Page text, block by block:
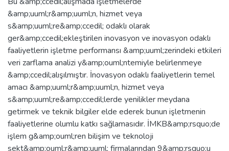
&amp;uuml;r&amp;uuml;n, hizmet veya
s&amp;uuml;re&amp;ccedil; odaklı olarak
ger&amp;ccedil;ekleştirilen inovasyon ve inovasyon odaklı
faaliyetlerin işletme performansı &amp;uuml;zerindeki etkileri
veri zarflama analizi y&amp;ouml;ntemiyle belirlenmeye
&amp;ccedil;alışılmıştır. İnovasyon odaklı faaliyetlerin temel
amacı &amp;uuml;r&amp;uuml;n, hizmet veya
s&amp;uuml;re&amp;ccedil;lerde yenilikler meydana
getirmek ve teknik bilgiler elde ederek bunun işletmenin
faaliyetlerine olumlu katkı sağlamasıdır. İMKB&amp;rsquo;de
işlem g&amp;ouml;ren bilişim ve teknoloji
sekt&amp;ouml;r&amp;uuml; firmalarından 9&amp;rsquo;u